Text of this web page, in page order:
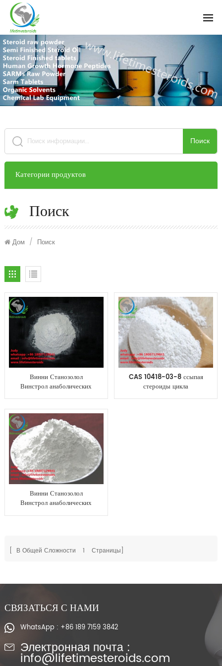
Поиск
Категории продуктов
Поиск
Дом / Поиск
Винни Станозолол
Винстрол анаболических
стероидов КАС 10418-03-
CAS 10418-03-8 ссыпая
стероиды цикла
Stanozolol Winstrol
Винни Станозолол
Винстрол анаболических
[ В Общей Сложности 1 Страницы]
СВЯЗАТЬСЯ С НАМИ
WhatsApp : +86 189 7159 3842
Электронная почта :
info@lifetimesteroids.com